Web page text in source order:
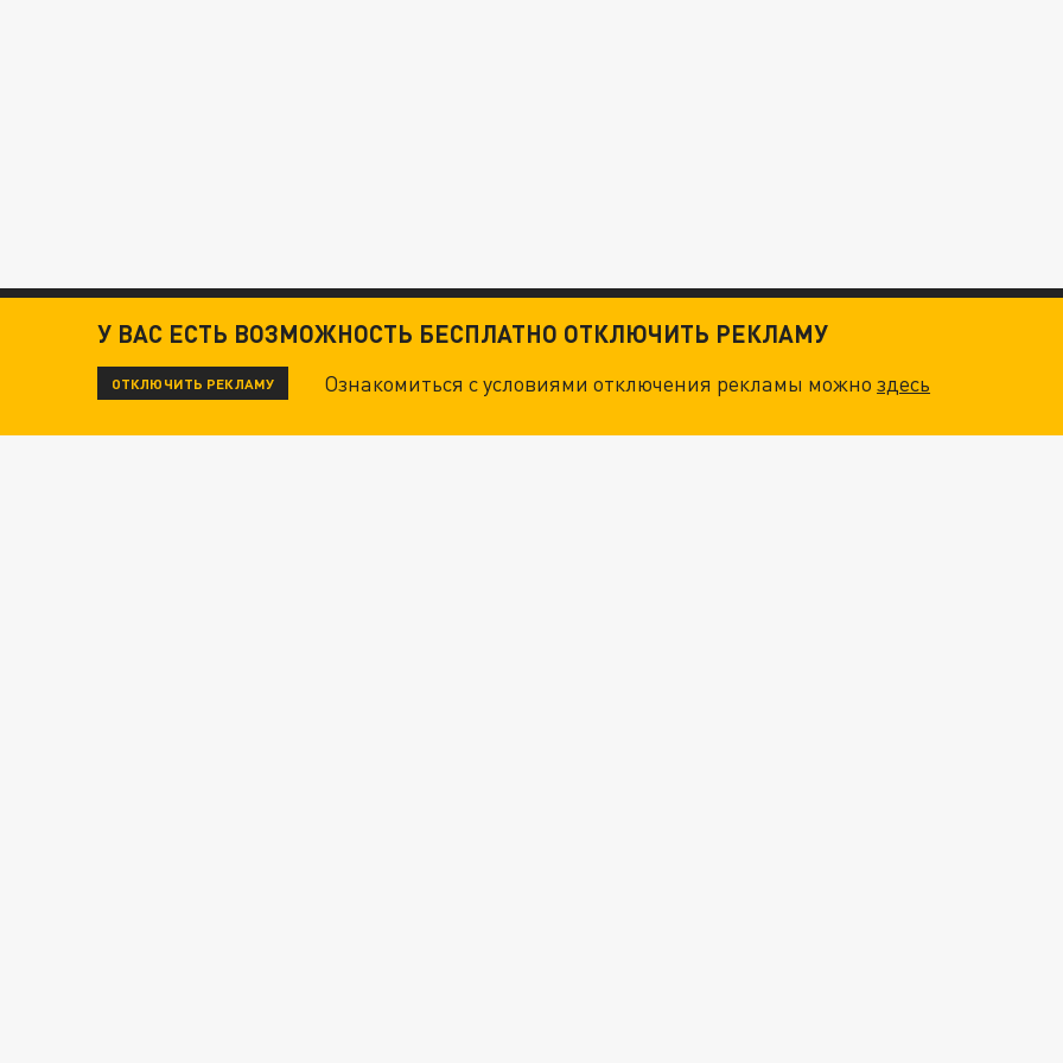
У ВАС ЕСТЬ ВОЗМОЖНОСТЬ БЕСПЛАТНО ОТКЛЮЧИТЬ РЕКЛАМУ
ОТКЛЮЧИТЬ РЕКЛАМУ Ознакомиться с условиями отключения рекламы можноздесь